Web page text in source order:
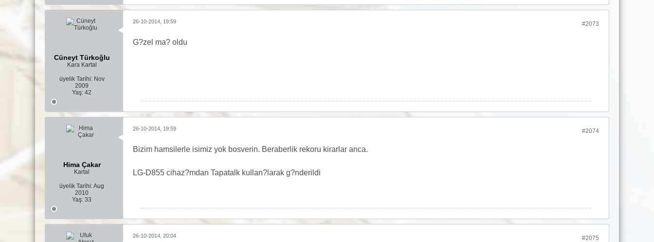
Cüneyt Türkoğlu
Kara Kartal
üyelik Tarihi: Nov
2009
Yaş: 42
#2073
26-10-2014, 19:59
G?zel ma? oldu
Hima Çakar
Kartal
üyelik Tarihi:Aug
2010
Yaş: 33
#2074
26-10-2014, 19:59
Bizim hamsilerle isimiz yok bosverin. Beraberlik rekoru kirarlar anca.
LG-D855 cihaz?mdan Tapatalk kullan?larak g?nderildi
#2075
26-10-2014, 20:04